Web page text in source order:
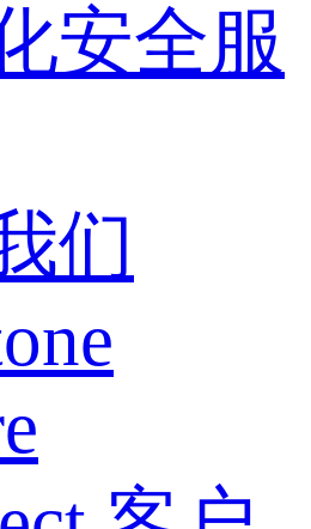
安全服
们